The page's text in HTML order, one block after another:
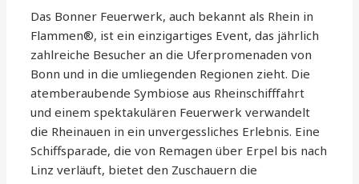
Das Bonner Feuerwerk, auch bekannt als Rhein in
Flammen®, ist ein einzigartiges Event, das jährlich
zahlreiche Besucher an die Uferpromenaden von
Bonn und in die umliegenden Regionen zieht. Die
atemberaubende Symbiose aus Rheinschifffahrt
und einem spektakulären Feuerwerk verwandelt
die Rheinauen in ein unvergessliches Erlebnis. Eine
Schiffsparade, die von Remagen über Erpel bis nach
Linz verläuft, bietet den Zuschauern die